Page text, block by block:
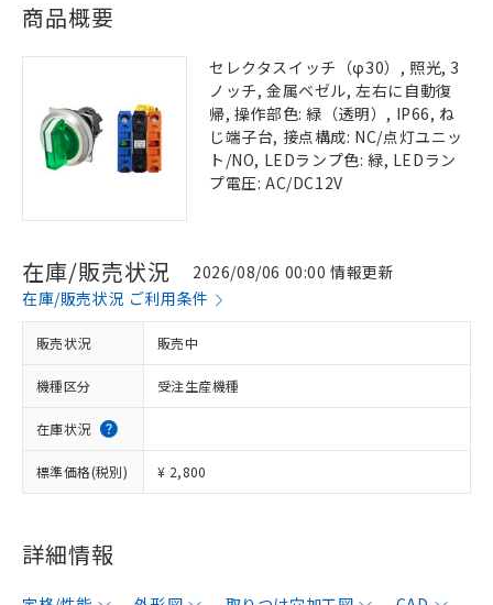
商品概要
セレクタスイッチ（φ30）, 照光, 3
ノッチ, 金属ベゼル, 左右に自動復
帰, 操作部色: 緑（透明）, IP66, ね
じ端子台, 接点構成: NC/点灯ユニッ
ト/NO, LEDランプ色: 緑, LEDラン
プ電圧: AC/DC12V
在庫/販売状況
2026/08/06 00:00 情報更新
在庫/販売状況 ご利用条件
販売状況 販売中
機種区分 受注生産機種
在庫状況
標準価格(税別) ¥ 2,800
詳細情報